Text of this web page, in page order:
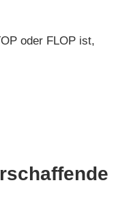
oder FLOP ist,